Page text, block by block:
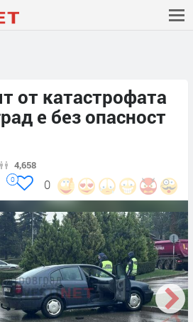
от катастрофата
е без опасност
4,658
0
0